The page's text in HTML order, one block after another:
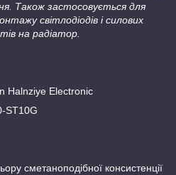
Також застосовується для
світлодіодів і силових
на радіатор.
Halnziye Electronic
ST10G
сметаноподібної консистенції